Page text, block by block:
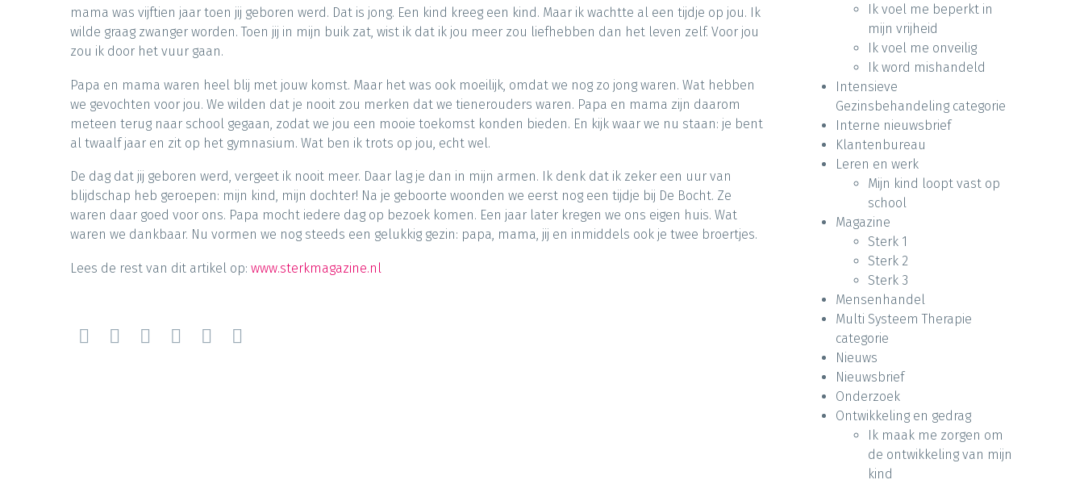
mama was vijftien jaar toen jij geboren werd. Dat is jong. Een kind kreeg een kind. Maar ik wachtte al een tijdje op jou. Ik
wilde graag zwanger worden. Toen jij in mijn buik zat, wist ik dat ik jou meer zou liefhebben dan het leven zelf. Voor jou
zou ik door het vuur gaan.
Papa en mama waren heel blij met jouw komst. Maar het was ook moeilijk, omdat we nog zo jong waren. Wat hebben
we gevochten voor jou. We wilden dat je nooit zou merken dat we tienerouders waren. Papa en mama zijn daarom
meteen terug naar school gegaan, zodat we jou een mooie toekomst konden bieden. En kijk waar we nu staan: je bent
al twaalf jaar en zit op het gymnasium. Wat ben ik trots op jou, echt wel.
De dag dat jij geboren werd, vergeet ik nooit meer. Daar lag je dan in mijn armen. Ik denk dat ik zeker een uur van
blijdschap heb geroepen: mijn kind, mijn dochter! Na je geboorte woonden we eerst nog een tijdje bij De Bocht. Ze
waren daar goed voor ons. Papa mocht iedere dag op bezoek komen. Een jaar later kregen we ons eigen huis. Wat
waren we dankbaar. Nu vormen we nog steeds een gelukkig gezin: papa, mama, jij en inmiddels ook je twee broertjes.
Lees de rest van dit artikel op: www.sterkmagazine.nl
Ik voel me beperkt in
mijn vrijheid
Ik voel me onveilig
Ik word mishandeld
Intensieve
Gezinsbehandeling categorie
Interne nieuwsbrief
Klantenbureau
Leren en werk
Mijn kind loopt vast op
school
Magazine
Sterk 1
Sterk 2
Sterk 3
Mensenhandel
Multi Systeem Therapie
categorie
Nieuws
Nieuwsbrief
Onderzoek
Ontwikkeling en gedrag
Ik maak me zorgen om
de ontwikkeling van mijn
kind